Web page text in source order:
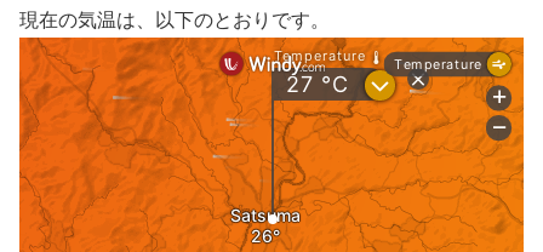
現在の気温は、以下のとおりです。